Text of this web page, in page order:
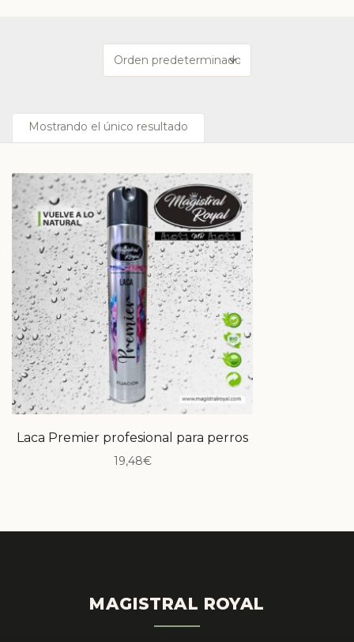
Mostrando el único resultado
Laca Premier profesional para perros
19,48€
MAGISTRAL ROYAL